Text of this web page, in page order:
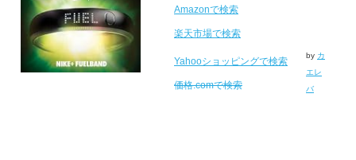
Amazonで検索
楽天市場で検索
Yahooショッピングで検索
価格.comで検索
by カ
エレ
バ